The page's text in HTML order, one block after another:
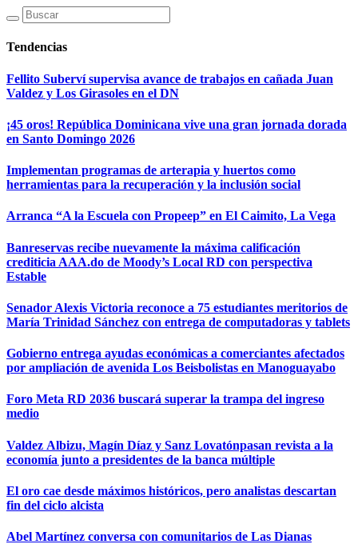
Tendencias
Fellito Suberví supervisa avance de trabajos en cañada Juan
Valdez y Los Girasoles en el DN
¡45 oros! República Dominicana vive una gran jornada dorada
en Santo Domingo 2026
Implementan programas de arterapia y huertos como
herramientas para la recuperación y la inclusión social
Arranca “A la Escuela con Propeep” en El Caimito, La Vega
Banreservas recibe nuevamente la máxima calificación
crediticia AAA.do de Moody’s Local RD con perspectiva
Estable
Senador Alexis Victoria reconoce a 75 estudiantes meritorios de
María Trinidad Sánchez con entrega de computadoras y tablets
Gobierno entrega ayudas económicas a comerciantes afectados
por ampliación de avenida Los Beisbolistas en Manoguayabo
Foro Meta RD 2036 buscará superar la trampa del ingreso
medio
Valdez Albizu, Magín Díaz y Sanz Lovatónpasan revista a la
economía junto a presidentes de la banca múltiple
El oro cae desde máximos históricos, pero analistas descartan
fin del ciclo alcista
Abel Martínez conversa con comunitarios de Las Dianas